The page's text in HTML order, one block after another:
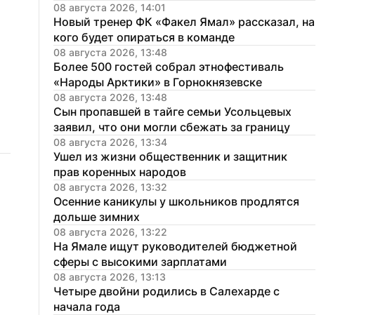
08 августа 2026, 14:01
Новый тренер ФК «Факел Ямал» рассказал, на
кого будет опираться в команде
08 августа 2026, 13:48
Более 500 гостей собрал этнофестиваль
«Народы Арктики» в Горнокнязевске
08 августа 2026, 13:48
Сын пропавшей в тайге семьи Усольцевых
заявил, что они могли сбежать за границу
08 августа 2026, 13:34
Ушел из жизни общественник и защитник
прав коренных народов
08 августа 2026, 13:32
Осенние каникулы у школьников продлятся
дольше зимних
08 августа 2026, 13:22
На Ямале ищут руководителей бюджетной
сферы с высокими зарплатами
08 августа 2026, 13:13
Четыре двойни родились в Салехарде с
начала года